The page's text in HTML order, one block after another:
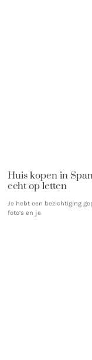
Huis kopen in
echt op letten
Je hebt een bezichtiging
foto’s en je